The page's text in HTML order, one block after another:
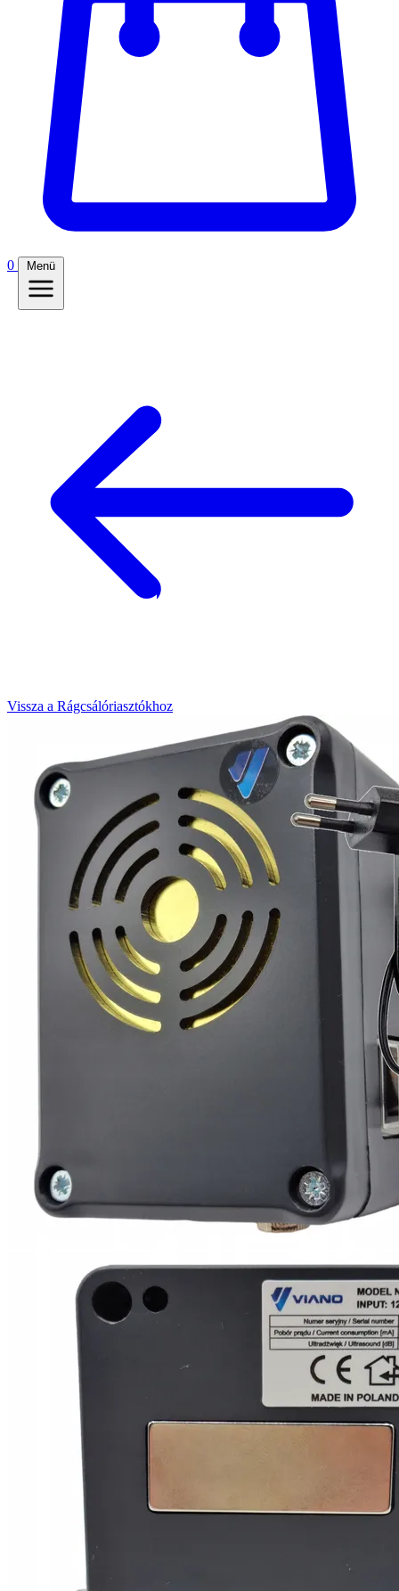
0 Menü
Vissza a Rágcsálóriasztókhoz